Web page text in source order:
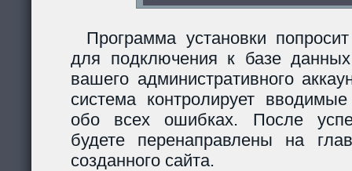
Программа установки
для подключения к базе
вашего административного
система контролирует
обо всех ошибках. После
будете перенаправлены на
созданного сайта.